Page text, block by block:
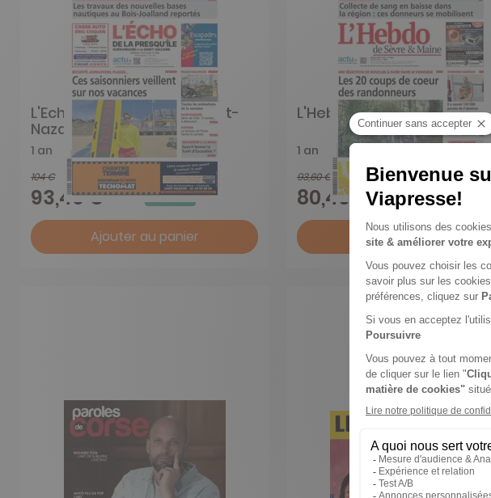
L'Echo de la Presquîle (Saint-
Nazaire et sa Région)
1 an
104 €
93,40 € -10%
Ajouter au panier
L'Hebdo de Sèvre et Maine
1 an
93,60 €
80,40 €
Ajouter au panier